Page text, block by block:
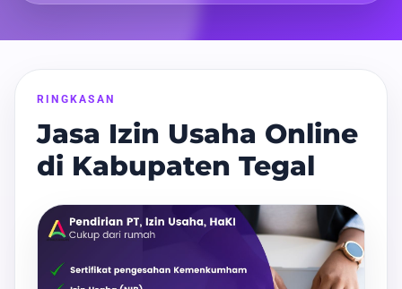
RINGKASAN
Jasa Izin Usaha Online
di Kabupaten Tegal